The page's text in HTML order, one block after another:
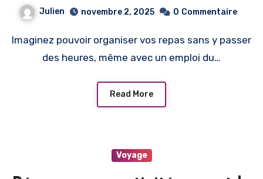
Julien novembre 2, 2025 0 Commentaire
Imaginez pouvoir organiser vos repas sans y passer
des heures, même avec un emploi du…
Read More
Voyage